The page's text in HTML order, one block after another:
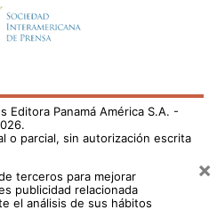
Editora Panamá América S.A. -
o parcial, sin autorización escrita
terceros para mejorar
publicidad relacionada
el análisis de sus hábitos
×